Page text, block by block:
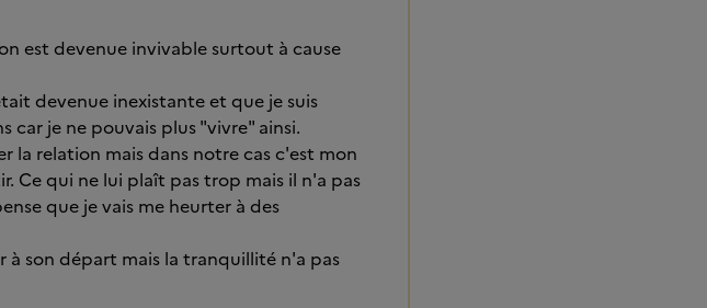
est devenue invivable surtout à cause
devenue inexistante et que je suis
car je ne pouvais plus "vivre" ainsi.
la relation mais dans notre cas c'est mon
Ce qui ne lui plaît pas trop mais il n'a pas
que je vais me heurter à des
à son départ mais la tranquillité n'a pas